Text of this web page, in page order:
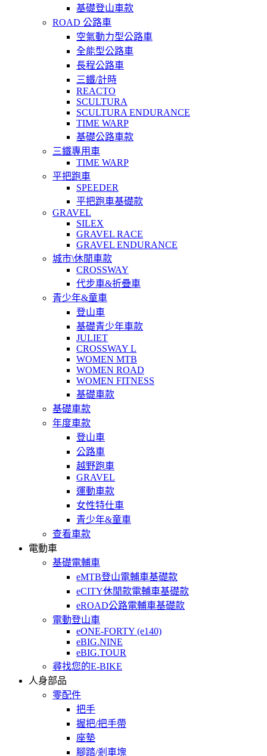
基礎登山車款
ROAD 公路車
空氣動力型公路車
全能型公路車
長程公路車
三鐵/計時
REACTO
SCULTURA
SCULTURA ENDURANCE
TIME WARP
基礎公路車款
三鐵專用車
TIME WARP
平把跑車
SPEEDER
平把跑車基礎款
GRAVEL
SILEX
GRAVEL RACE
GRAVEL ENDURANCE
城市\休閒車款
CROSSWAY
代步車&折疊車
青少年&童車
登山車
基礎青少年車款
JULIET
CROSSWAY L
WOMEN MTB
WOMEN ROAD
WOMEN FITNESS
基礎車款
基礎車款
年度車款
登山車
公路車
越野跑車
GRAVEL
運動車款
女性特仕車
青少年&童車
查看車款
電動車
基礎電輔車
eMTB登山電輔車基礎款
eCITY休閒款電輔車基礎款
eROAD公路電輔車基礎款
電動登山車
eONE-FORTY (e140)
eBIG.NINE
eBIG.TOUR
尋找您的E-BIKE
人身部品
零配件
把手
握把/把手帶
座墊
腳踏/剎車塊